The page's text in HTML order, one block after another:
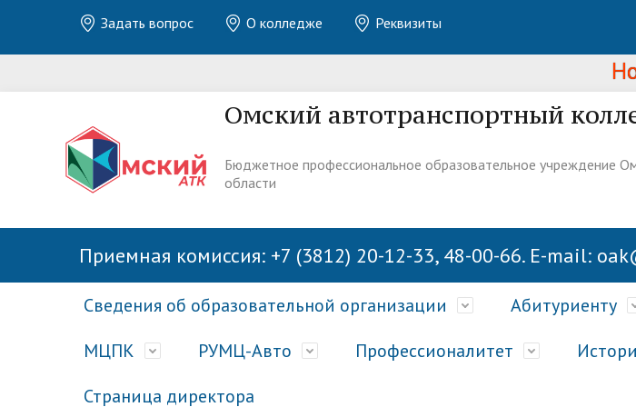
Задать вопрос О колледже Реквизиты
Омский автотранспортный
Бюджетное профессиональное образовательное учреждение
области
Приемная комиссия: +7 (3812) 20-12-33, 48-00-66. E-mail:
Сведения об образовательной организации Абитуриенту
МЦПК РУМЦ-Авто Профессионалитет
Страница директора